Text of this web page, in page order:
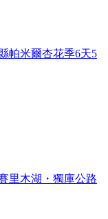
帕米爾杏花季6天5
里木湖・獨庫公路